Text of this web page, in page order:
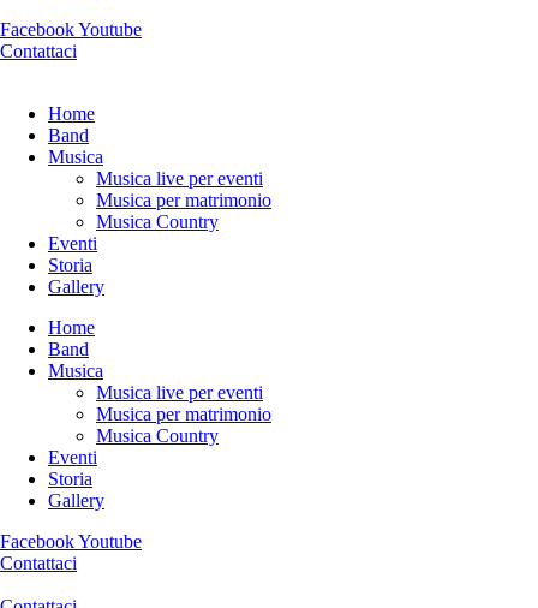
FacebookYoutube
Contattaci
Home
Band
Musica
Musica live per eventi
Musica per matrimonio
Musica Country
Eventi
Storia
Gallery
Home
Band
Musica
Musica live per eventi
Musica per matrimonio
Musica Country
Eventi
Storia
Gallery
FacebookYoutube
Contattaci